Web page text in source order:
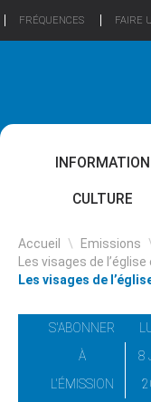
FRÉQUENCES FAIRE
INFORMATION
CULTURE
Accueil \ Emissions
Les visages de
Les visages de
S'ABONNER
À
L'ÉMISSION
8